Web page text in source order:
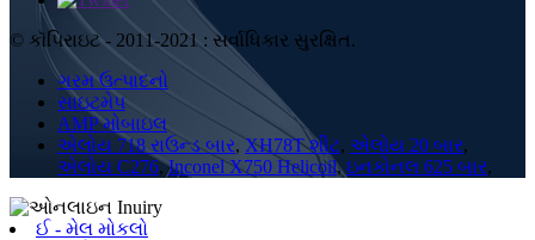
© કૉપિરાઇટ - 2011-2021 : સર્વાધિકાર સુરક્ષિત.
ગરમ ઉત્પાદનો
સાઇટમેપ
AMP મોબાઇલ
એલોય 718 રાઉન્ડ બાર,XH78T શીટ, એલોય 20 બાર,
એલોય C276,Inconel X750 Helicoil,ઇનકોનલ 625 બાર,
ઈ - મેલ મોકલો